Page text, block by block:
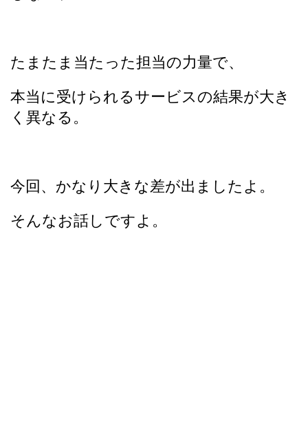
たまたま当たった担当の力量で、
本当に受けられるサービスの結果が大き
く異なる。
今回、かなり大きな差が出ましたよ。
そんなお話しですよ。